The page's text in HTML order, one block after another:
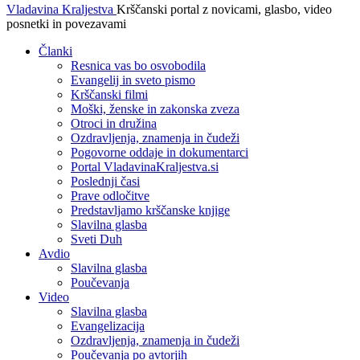
Vladavina Kraljestva Krščanski portal z novicami, glasbo, video
posnetki in povezavami
Članki
Resnica vas bo osvobodila
Evangelij in sveto pismo
Krščanski filmi
Moški, ženske in zakonska zveza
Otroci in družina
Ozdravljenja, znamenja in čudeži
Pogovorne oddaje in dokumentarci
Portal VladavinaKraljestva.si
Poslednji časi
Prave odločitve
Predstavljamo krščanske knjige
Slavilna glasba
Sveti Duh
Avdio
Slavilna glasba
Poučevanja
Video
Slavilna glasba
Evangelizacija
Ozdravljenja, znamenja in čudeži
Poučevanja po avtorjih